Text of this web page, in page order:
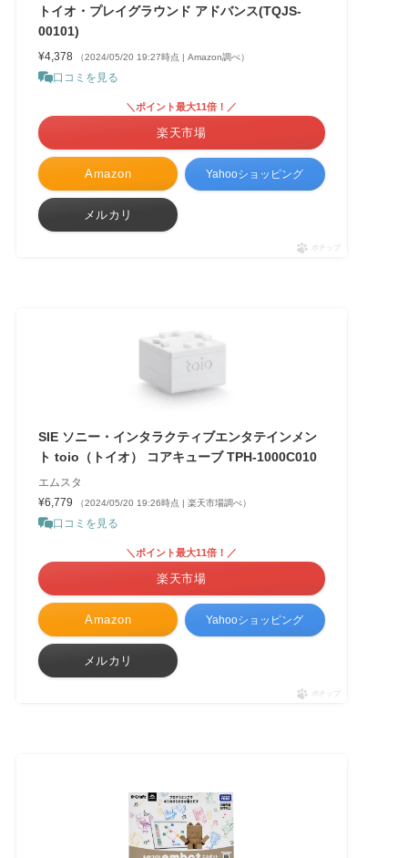
トイオ・プレイグラウンド アドバンス(TQJS-
00101)
¥4,378 （2024/05/20 19:27時点 | Amazon調べ）
口コミを見る
Amazon
＼ポイント最大11倍！／
楽天市場
Yahooショッピング
メルカリ
ポチップ
SIE ソニー・インタラクティブエンタテインメン
ト toio（トイオ） コアキューブ TPH-1000C010
エムスタ
¥6,779
（2024/05/20 19:26時点 | 楽天市場調べ）
口コミを見る
Amazon
＼ポイント最大11倍！／
楽天市場
Yahooショッピング
メルカリ
ポチップ